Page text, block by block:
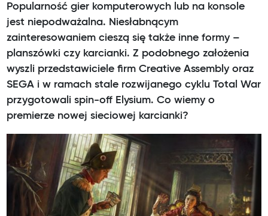
Popularność gier komputerowych lub na konsole
jest niepodważalna. Niesłabnącym
zainteresowaniem cieszą się także inne formy –
planszówki czy karcianki. Z podobnego założenia
wyszli przedstawiciele firm Creative Assembly oraz
SEGA i w ramach stale rozwijanego cyklu Total War
przygotowali spin-off Elysium. Co wiemy o
premierze nowej sieciowej karcianki?